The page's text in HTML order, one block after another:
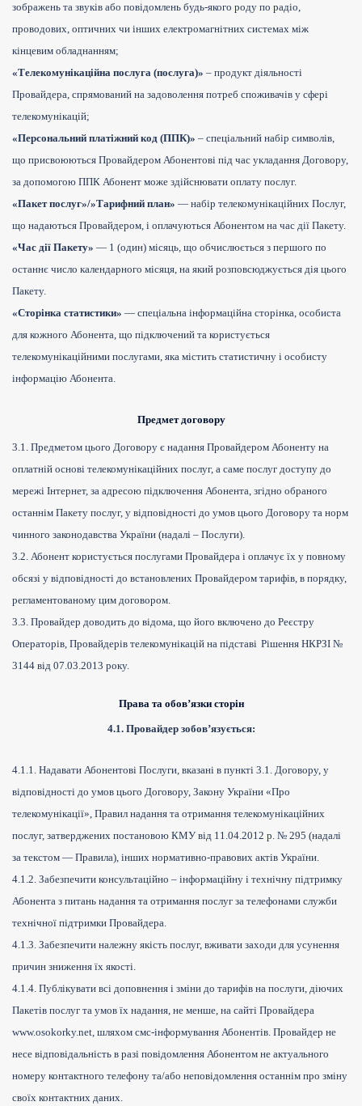
зображень та звуків або повідомлень будь-якого роду по радіо,
проводових, оптичних чи інших електромагнітних системах між
кінцевим обладнанням;
«Телекомунікаційна послуга (послуга)» – продукт діяльності
Провайдера, спрямований на задоволення потреб споживачів у сфері
телекомунікацій;
«Персональний платіжний код (ППК)» – спеціальний набір символів,
що присвоюються Провайдером Абонентові під час укладання Договору,
за допомогою ППК Абонент може здійснювати оплату послуг.
«Пакет послуг»/»Тарифний план» — набір телекомунікаційних Послуг,
що надаються Провайдером, і оплачуються Абонентом на час дії Пакету.
«Час дії Пакету» — 1 (один) місяць, що обчислюється з першого по
останнє число календарного місяця, на який розповсюджується дія цього
Пакету.
«Сторінка статистики» — спеціальна інформаційна сторінка, особиста
для кожного Абонента, що підключений та користується
телекомунікаційними послугами, яка містить статистичну і особисту
інформацію Абонента.
Предмет договору
3.1. Предметом цього Договору є надання Провайдером Абоненту на
оплатній основі телекомунікаційних послуг, а саме послуг доступу до
мережі Інтернет, за адресою підключення Абонента, згідно обраного
останнім Пакету послуг, у відповідності до умов цього Договору та норм
чинного законодавства України (надалі – Послуги).
3.2. Абонент користується послугами Провайдера і оплачує їх у повному
обсязі у відповідності до встановлених Провайдером тарифів, в порядку,
регламентованому цим договором.
3.3. Провайдер доводить до відома, що його включено до Реєстру
Операторів, Провайдерів телекомунікацій на підставі Рішення НКРЗІ №
3144 від 07.03.2013 року.
Права та обов’язки сторін
4.1. Провайдер зобов’язується:
4.1.1. Надавати Абонентові Послуги, вказані в пункті 3.1. Договору, у
відповідності до умов цього Договору, Закону України «Про
телекомунікації», Правил надання та отримання телекомунікаційних
послуг, затверджених постановою КМУ від 11.04.2012 р. № 295 (надалі
за текстом — Правила), інших нормативно-правових актів України.
4.1.2. Забезпечити консультаційно – інформаційну і технічну підтримку
Абонента з питань надання та отримання послуг за телефонами служби
технічної підтримки Провайдера.
4.1.3. Забезпечити належну якість послуг, вживати заходи для усунення
причин зниження їх якості.
4.1.4. Публікувати всі доповнення і зміни до тарифів на послуги, діючих
Пакетів послуг та умов їх надання, не менше, на сайті Провайдера
www.osokorky.net, шляхом смс-інформування Абонентів. Провайдер не
несе відповідальність в разі повідомлення Абонентом не актуального
номеру контактного телефону та/або неповідомлення останнім про зміну
своїх контактних даних.